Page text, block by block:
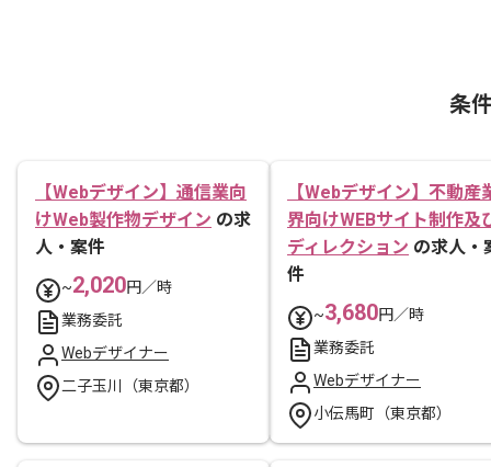
条
【Webデザイン】通信業向
けWeb製作物デザイン の求
人・案件
~2,020円／時
業務委託
Webデザイナー
二子玉川（東京都）
【Webデザイン】不動産
界向けWEBサイト制作及
ディレクション の求人・
件
~3,680円／時
業務委託
Webデザイナー
小伝馬町（東京都）